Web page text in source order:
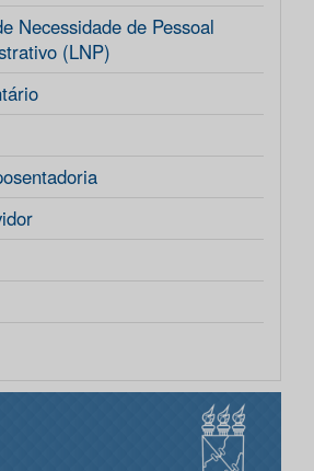
Necessidade de Pessoal
(LNP)